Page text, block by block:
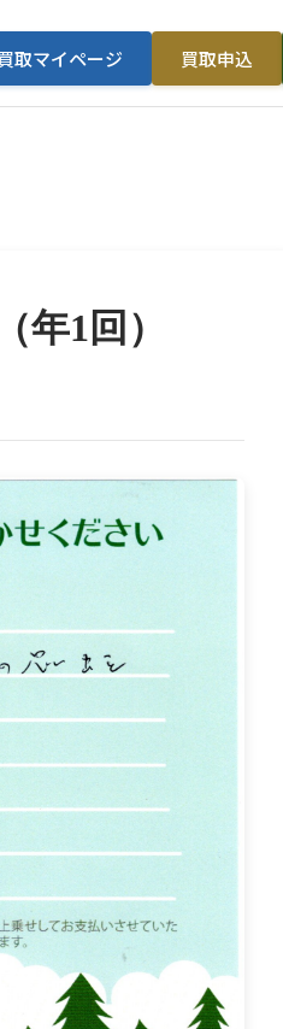
取マイページ 買取申込
1回）